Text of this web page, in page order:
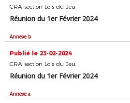
CRA section Lois du Jeu
Réunion du 1er Février 2024
Annexe b
Publié le 23-02-2024
CRA section Lois du Jeu
Réunion du 1er Février 2024
Annexe a